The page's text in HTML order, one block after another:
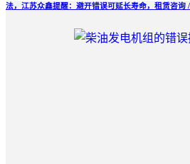
法，江苏众鑫提醒：避开错误可延长寿命，租赁咨询